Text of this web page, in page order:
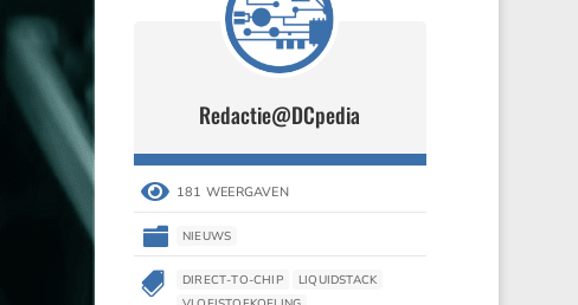
Redactie@DCpedia
 181 WEERGAVEN
 NIEUWS
 DIRECT-TO-CHIP
LIQUIDSTACK